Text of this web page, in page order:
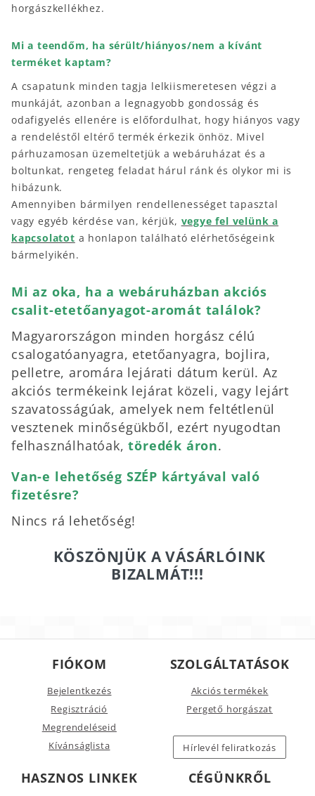
horgászkellékhez.
Mi a teendőm, ha sérült/hiányos/nem a kívánt
terméket kaptam?
A csapatunk minden tagja lelkiismeretesen végzi a
munkáját, azonban a legnagyobb gondosság és
odafigyelés ellenére is előfordulhat, hogy hiányos vagy
a rendeléstől eltérő termék érkezik önhöz. Mivel
párhuzamosan üzemeltetjük a webáruházat és a
boltunkat, rengeteg feladat hárul ránk és olykor mi is
hibázunk.
Amennyiben bármilyen rendellenességet tapasztal
vagy egyéb kérdése van, kérjük, vegye fel velünk a
kapcsolatot a honlapon található elérhetőségeink
bármelyikén.
Mi az oka, ha a webáruházban akciós
csalit-etetőanyagot-aromát találok?
Magyarországon minden horgász célú
csalogatóanyagra, etetőanyagra, bojlira,
pelletre, aromára lejárati dátum kerül. Az
akciós termékeink lejárat közeli, vagy lejárt
szavatosságúak, amelyek nem feltétlenül
vesztenek minőségükből, ezért nyugodtan
felhasználhatóak,töredék áron.
Van-e lehetőség SZÉP kártyával való
fizetésre?
Nincs rá lehetőség!
KÖSZÖNJÜK A VÁSÁRLÓINK
BIZALMÁT!!!
FIÓKOM
Bejelentkezés
Regisztráció
Megrendeléseid
Kívánságlista
SZOLGÁLTATÁSOK
Akciós termékek
Pergető horgászat
Hírlevél feliratkozás
HASZNOS LINKEK CÉGÜNKRŐL